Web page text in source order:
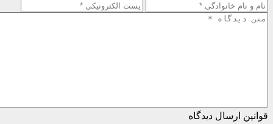
قوانین ارسال دیدگاه